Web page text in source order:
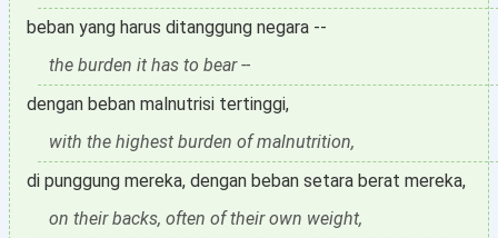
beban yang harus ditanggung negara --
the burden it has to bear --
dengan beban malnutrisi tertinggi,
with the highest burden of malnutrition,
di punggung mereka, dengan beban setara berat mereka,
on their backs, often of their own weight,